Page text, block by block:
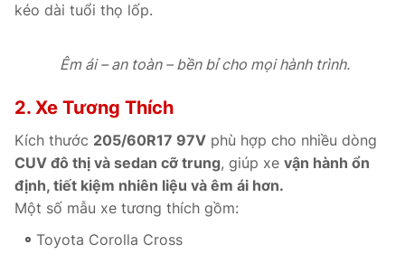
kéo dài tuổi thọ lốp.
Êm ái – an toàn – bền bỉ cho mọi hành trình.
2. Xe Tương Thích
Kích thước 205/60R17 97V phù hợp cho nhiều dòng
CUV đô thị và sedan cỡ trung, giúp xe vận hành ổn
định, tiết kiệm nhiên liệu và êm ái hơn.
Một số mẫu xe tương thích gồm:
Toyota Corolla Cross